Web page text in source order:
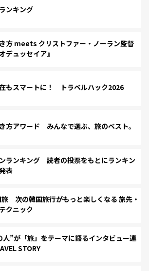
ンキング
方 meets クリストファー・ノーラン監督
デュッセイア』
もスマートに！ トラベルハック2026
方アワード みんなで選ぶ、旅のベスト。
ランキング 読者の投票をもとにランキン
表
次の韓国旅行がもっと楽しくなる 旅先・
クニック
人”が「旅」をテーマに語るインタビュー連
STORY